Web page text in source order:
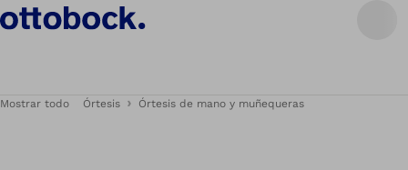
Mostrar todo Órtesis Órtesis de mano y muñequeras